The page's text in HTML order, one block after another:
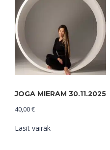
JOGA MIERAM 30.11.2025
40,00€
Lasīt vairāk